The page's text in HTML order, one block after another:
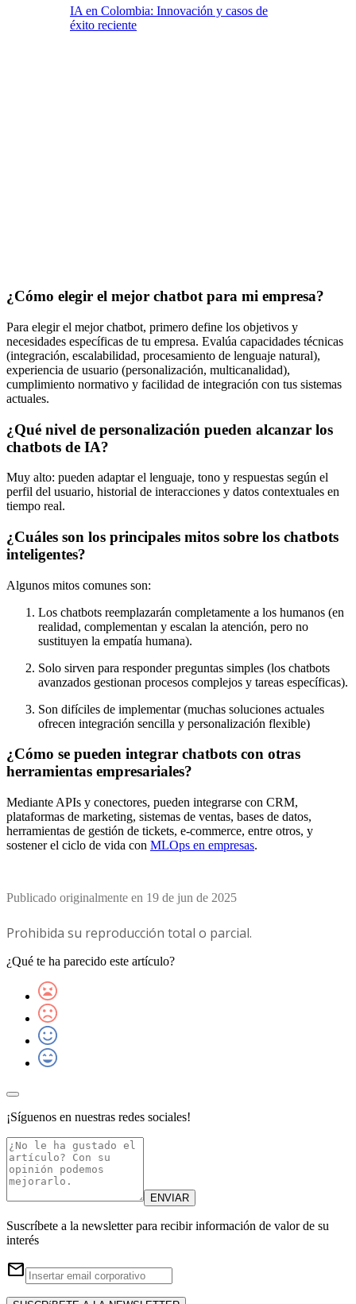
¿Cómo elegir el mejor chatbot para mi empresa?
Para elegir el mejor chatbot, primero define los objetivos y
necesidades específicas de tu empresa. Evalúa capacidades técnicas
experiencia de usuario (personalización, multicanalidad),
cumplimiento normativo y facilidad de integración con tus sistemas
actuales.
¿Qué nivel de personalización pueden alcanzar los
chatbots de IA?
Muy alto: pueden adaptar el lenguaje, tono y respuestas según el
perfil del usuario, historial de interacciones y datos contextuales en
tiempo real.
¿Cuáles son los principales mitos sobre los chatbots
inteligentes?
Algunos mitos comunes son:
Los chatbots reemplazarán completamente a los humanos (en
realidad, complementan y escalan la atención, pero no
Solo sirven para responder preguntas simples (los chatbots
Son difíciles de implementar (muchas soluciones actuales
ofrecen integración sencilla y personalización flexible)
¿Cómo se pueden integrar chatbots con otras
herramientas empresariales?
Mediante APIs y conectores, pueden integrarse con CRM,
sostener el ciclo de vida conMLOps en empresas
Prohibida su reproducción total o parcial.
¿Qué te ha parecido este artículo?
¡Síguenos en nuestras redes sociales!
Suscríbete a la newsletter para recibir información de valor de su
interés